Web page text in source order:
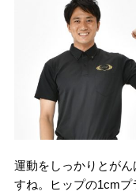
運動をしっかりとが
すね。ヒップの1cmプ